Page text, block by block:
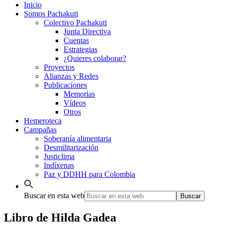
Inicio
Somos Pachakuti
Colectivo Pachakuti
Junta Directiva
Cuentas
Estrategias
¿Quieres colaborar?
Proyectos
Alianzas y Redes
Publicaciones
Memorias
Vídeos
Otros
Hemeroteca
Campañas
Soberanía alimentaria
Desmilitarización
Justiclima
Indíxenas
Paz y DDHH para Colombia
Buscar en esta web
Libro de Hilda Gadea